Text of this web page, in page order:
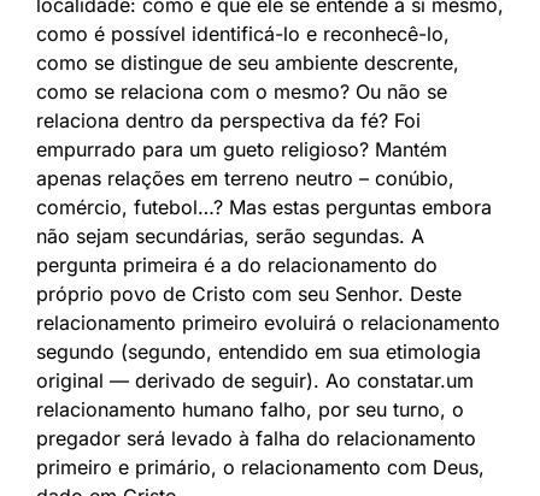
como é possível identificá-lo e reconhecê-lo,
como se distingue de seu ambiente descrente,
como se relaciona com o mesmo? Ou não se
relaciona dentro da perspectiva da fé? Foi
empurrado para um gueto religioso? Mantém
apenas relações em terreno neutro – conúbio,
comércio, futebol…? Mas estas perguntas embora
não sejam secundárias, serão segundas. A
pergunta primeira é a do relacionamento do
próprio povo de Cristo com seu Senhor. Deste
relacionamento primeiro evoluirá o relacionamento
segundo (segundo, entendido em sua etimologia
original — derivado de seguir). Ao constatar.um
relacionamento humano falho, por seu turno, o
pregador será levado à falha do relacionamento
primeiro e primário, o relacionamento com Deus,